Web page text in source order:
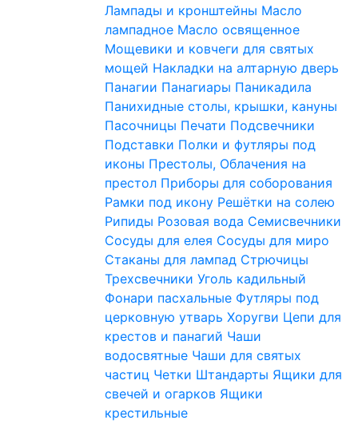
Лампады и кронштейны Масло
лампадное Масло освященное
Мощевики и ковчеги для святых
мощей Накладки на алтарную дверь
Панагии Панагиары Паникадила
Панихидные столы, крышки, кануны
Пасочницы Печати Подсвечники
Подставки Полки и футляры под
иконы Престолы, Облачения на
престол Приборы для соборования
Рамки под икону Решётки на солею
Рипиды Розовая вода Семисвечники
Сосуды для елея Сосуды для миро
Стаканы для лампад Стрючицы
Трехсвечники Уголь кадильный
Фонари пасхальные Футляры под
церковную утварь Хоругви Цепи для
крестов и панагий Чаши
водосвятные Чаши для святых
частиц Четки Штандарты Ящики для
свечей и огарков Ящики
крестильные